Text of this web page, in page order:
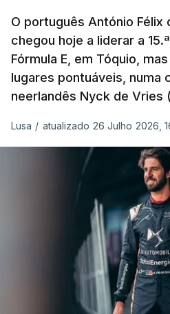
O português António Félix
chegou hoje a liderar a
Fórmula E, em Tóquio,
lugares pontuáveis, numa
neerlandês Nyck de Vries
Lusa / atualizado 26 Julho 2026,